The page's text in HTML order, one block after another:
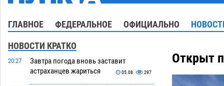
ГЛАВНОЕ ФЕДЕРАЛЬНОЕ ОФИЦИАЛЬНО
НОВОСТИ КРАТКО
20:27
Завтра погода вновь заставит
астраханцев жариться
05.08 297
Открыт